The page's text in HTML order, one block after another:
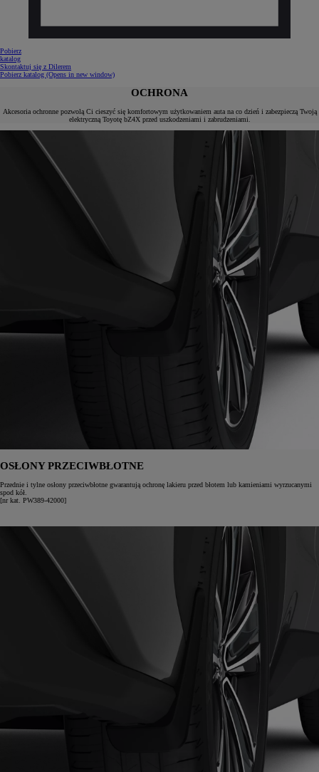
Pobierz
katalog
Skontaktuj się z Dilerem
Pobierz katalog (Opens in new window)
OCHRONA
Akcesoria ochronne pozwolą Ci cieszyć się komfortowym użytkowaniem auta na co dzień i zabezpieczą Twoją
elektryczną Toyotę bZ4X przed uszkodzeniami i zabrudzeniami.
OSŁONY PRZECIWBŁOTNE
Przednie i tylne osłony przeciwbłotne gwarantują ochronę lakieru przed błotem lub kamieniami wyrzucanymi
spod kół.
[nr kat. PW389-42000]